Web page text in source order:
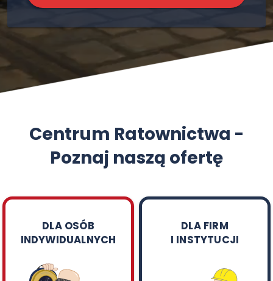
Centrum Ratownictwa -
Poznaj naszą ofertę
DLA OSÓB
INDYWIDUALNYCH
DLA FIRM
I INSTYTUCJI